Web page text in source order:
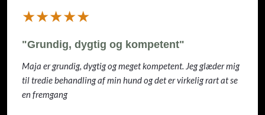
​★★★★★
"Grundig, dygtig og kompetent"
Maja er grundig, dygtig og meget kompetent. Jeg glæder mig
til tredie behandling af min hund og det er virkelig rart at se
en fremgang